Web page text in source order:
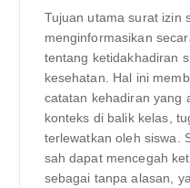
Tujuan utama surat izin
menginformasikan
tentang ketidakhadiran
kesehatan. Hal ini
catatan kehadiran yang
konteks di balik kelas,
terlewatkan oleh siswa.
sah dapat mencegah
sebagai tanpa alasan,